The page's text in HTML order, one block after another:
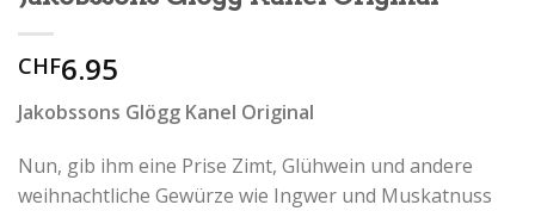
CHF6.95
Jakobssons Glögg Kanel Original
Nun, gib ihm eine Prise Zimt, Glühwein und andere
weihnachtliche Gewürze wie Ingwer und Muskatnuss